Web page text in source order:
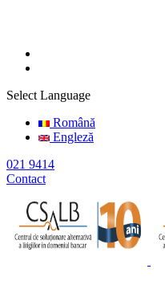
Select Language
Română
Engleză
021 9414
Contact